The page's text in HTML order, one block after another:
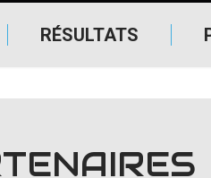
RÉSULTATS